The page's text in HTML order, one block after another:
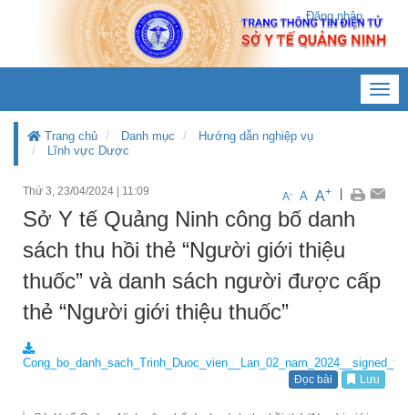
Đăng nhập
Trang chủ Danh mục
Hướng dẫn nghiệp vụ
Lĩnh vực Dược
Thứ 3, 23/04/2024 11:09 A- A A+
Sở Y tế Quảng Ninh công bố danh
sách thu hồi thẻ “Người giới thiệu
thuốc” và danh sách người được cấp
thẻ “Người giới thiệu thuốc”
Đọc bài Lưu